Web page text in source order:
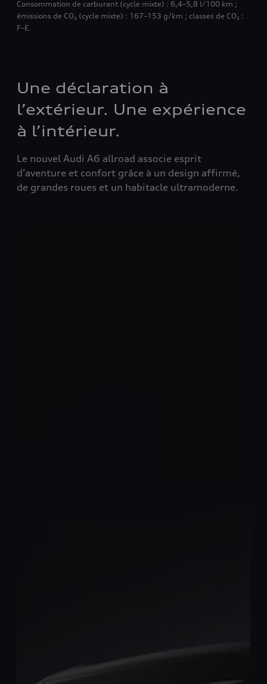
Consommation de carburant (cycle mixte) : 6,4–5,8 l/100 km ;
émissions de CO₂ (cycle mixte) : 167–153 g/km ; classes de CO₂ :
F–E.
Une déclaration à
l’extérieur. Une expérience
à l’intérieur.
Le nouvel Audi A6 allroad associe esprit
d’aventure et confort grâce à un design affirmé,
de grandes roues et un habitacle ultramoderne.